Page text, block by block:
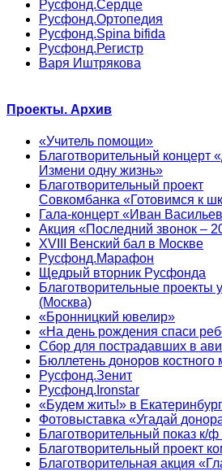
Русфонд.Сердце
Русфонд.Ортопедия
Русфонд.Spina bifida
Русфонд.Регистр
Варя Иштрякова
Проекты. Архив
«Учитель помощи»
Благотворительный концерт
Измени одну жизнь»
Благотворительный проект
Совкомбанка «Готовимся к
Гала-концерт «Иван
Акция «Последний звонок –
XVIII Венский бал в Москве
Русфонд.Марафон
Щедрый вторник Русфонда
Благотворительные
(Москва)
«Бронницкий ювелир»
«На день рождения спаси
Сбор для пострадавших в
Бюллетень доноров костного
Русфонд.Зенит
Русфонд.Ironstar
«Будем жить!» в
Фотовыставка «Угадай
Благотворительный показ к/
Благотворительный проект
Благотворительная акция